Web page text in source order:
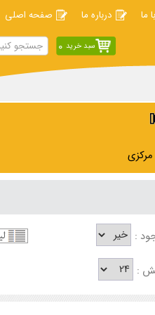
صفحه اصلی درباره ما ما
سبد خرید 0
مرکزی
:
: